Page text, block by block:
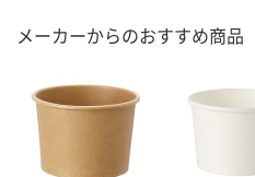
メーカーからのおすすめ商品